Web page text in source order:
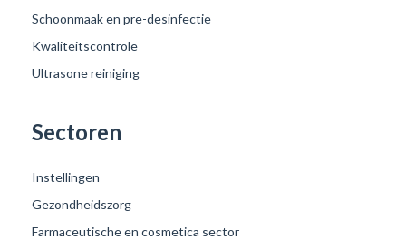
Schoonmaak en pre-desinfectie
Kwaliteitscontrole
Ultrasone reiniging
Sectoren
Instellingen
Gezondheidszorg
Farmaceutische en cosmetica sector